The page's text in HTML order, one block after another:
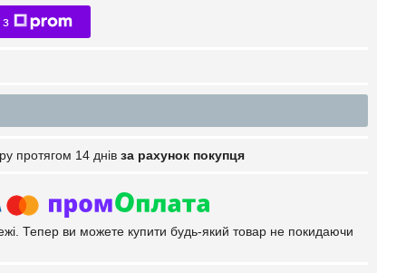
протягом 14 днів за рахунок покупця
Тепер ви можете купити будь-який товар не покидаючи